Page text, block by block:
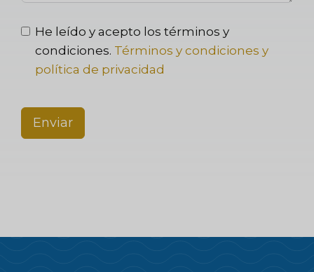
He leído y acepto los términos y
condiciones. Términos y condiciones y
política de privacidad
Enviar